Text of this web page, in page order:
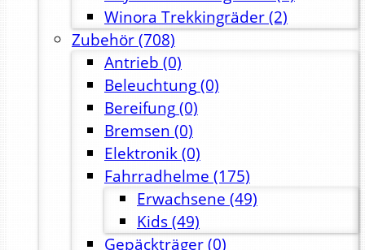
Winora Trekkingräder(2)
Zubehör(708)
Antrieb (0)
Beleuchtung(0)
Bereifung(0)
Bremsen (0)
Elektronik(0)
Fahrradhelme (175)
Erwachsene (49)
Kids(49)
Gepäckträger(0)